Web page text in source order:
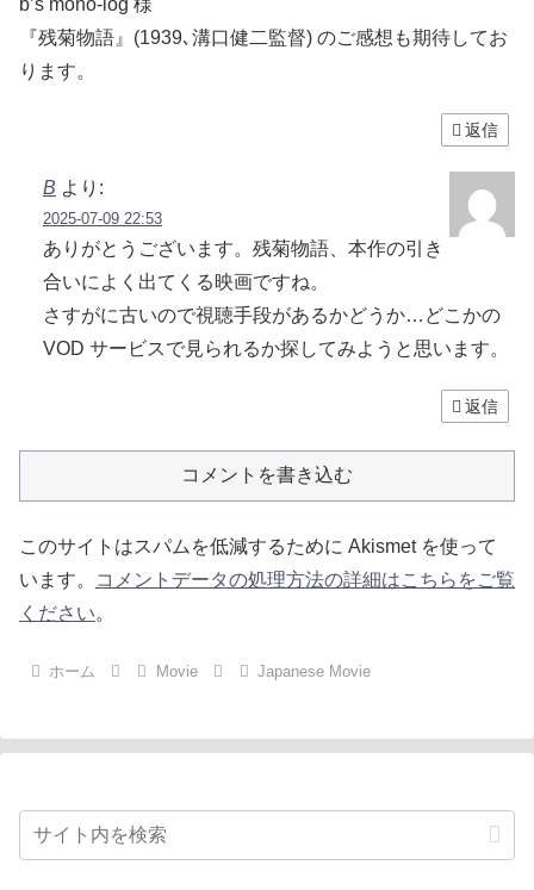
b’s mono-log 様
『残菊物語』(1939､溝口健二監督) のご感想も期待してお
ります。
返信
B より:
2025-07-09 22:53
ありがとうございます。残菊物語、本作の引き
合いによく出てくる映画ですね。
さすがに古いので視聴手段があるかどうか…どこかの
VOD サービスで見られるか探してみようと思います。
返信
コメントを書き込む
このサイトはスパムを低減するために Akismet を使って
います。
コメントデータの処理方法の詳細はこちらをご覧
ください。
ホーム Movie Japanese Movie